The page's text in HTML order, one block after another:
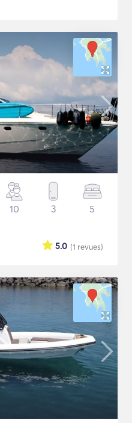
10 3 5
(1 revues)
5.0